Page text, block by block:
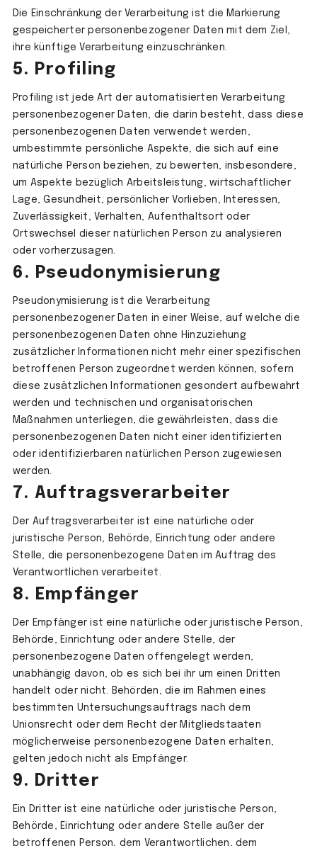
Die Einschränkung der Verarbeitung ist die Markierung
gespeicherter personenbezogener Daten mit dem Ziel,
ihre künftige Verarbeitung einzuschränken.
5. Profiling
Profiling ist jede Art der automatisierten Verarbeitung
personenbezogener Daten, die darin besteht, dass diese
personenbezogenen Daten verwendet werden,
umbestimmte persönliche Aspekte, die sich auf eine
natürliche Person beziehen, zu bewerten, insbesondere,
um Aspekte bezüglich Arbeitsleistung, wirtschaftlicher
Lage, Gesundheit, persönlicher Vorlieben, Interessen,
Zuverlässigkeit, Verhalten, Aufenthaltsort oder
Ortswechsel dieser natürlichen Person zu analysieren
oder vorherzusagen.
6. Pseudonymisierung
Pseudonymisierung ist die Verarbeitung
personenbezogener Daten in einer Weise, auf welche die
personenbezogenen Daten ohne Hinzuziehung
zusätzlicher Informationen nicht mehr einer spezifischen
betroffenen Person zugeordnet werden können, sofern
diese zusätzlichen Informationen gesondert aufbewahrt
werden und technischen und organisatorischen
Maßnahmen unterliegen, die gewährleisten, dass die
personenbezogenen Daten nicht einer identifizierten
oder identifizierbaren natürlichen Person zugewiesen
werden.
7. Auftragsverarbeiter
Der Auftragsverarbeiter ist eine natürliche oder
juristische Person, Behörde, Einrichtung oder andere
Stelle, die personenbezogene Daten im Auftrag des
Verantwortlichen verarbeitet.
8. Empfänger
Der Empfänger ist eine natürliche oder juristische Person,
Behörde, Einrichtung oder andere Stelle, der
personenbezogene Daten offengelegt werden,
unabhängig davon, ob es sich bei ihr um einen Dritten
handelt oder nicht. Behörden, die im Rahmen eines
bestimmten Untersuchungsauftrags nach dem
Unionsrecht oder dem Recht der Mitgliedstaaten
möglicherweise personenbezogene Daten erhalten,
gelten jedoch nicht als Empfänger.
9. Dritter
Ein Dritter ist eine natürliche oder juristische Person,
Behörde, Einrichtung oder andere Stelle außer der
betroffenen Person, dem Verantwortlichen, dem